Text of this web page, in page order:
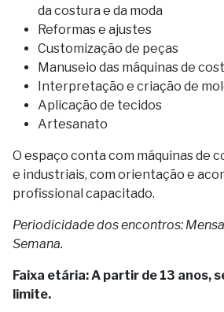
da costura e da moda
Reformas e ajustes
Customização de peças
Manuseio das máquinas de
Interpretação e criação de
Aplicação de tecidos
Artesanato
O espaço conta com máquinas de
e industriais, com orientação e
profissional capacitado.
Periodicidade dos encontros:
Semana.
Faixa etária: A partir de 13 anos,
limite.